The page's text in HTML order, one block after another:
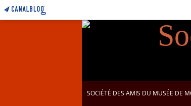
SOCIÉTÉ DES AMIS DU MUSÉE DE